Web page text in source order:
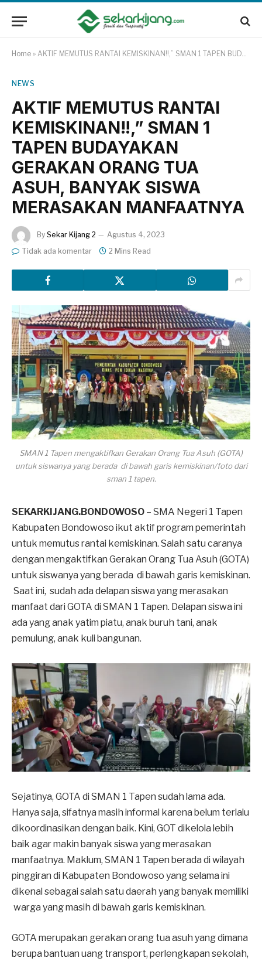
Home » AKTIF MEMUTUS RANTAI KEMISKINAN!!,” SMAN 1 TAPEN BUDAYAKAN GERAKAN ORANG TUA ASUH, BANYAK SISWA MERASAKAN MANFAATNYA
NEWS
AKTIF MEMUTUS RANTAI
KEMISKINAN!!,” SMAN 1
TAPEN BUDAYAKAN
GERAKAN ORANG TUA
ASUH, BANYAK SISWA
MERASAKAN MANFAATNYA
By Sekar Kijang 2
Agustus 4, 2023
Tidak ada komentar
2 Mins Read
SMAN 1 Tapen mengaktifkan Gerakan Orang Tua Asuh (GOTA)
untuk siswanya yang berada di bawah garis kemiskinan/foto dari
sman 1 tapen.
SEKARKIJANG.BONDOWOSO – SMA Negeri 1 Tapen
Kabupaten Bondowoso ikut aktif program pemerintah
untuk memutus rantai kemiskinan. Salah satu caranya
dengan mengaktifkan Gerakan Orang Tua Asuh (GOTA)
untuk siswanya yang berada di bawah garis kemiskinan.
Saat ini, sudah ada delapan siswa yang merasakan
manfaat dari GOTA di SMAN 1 Tapen. Delapan siswa ini
ada yang anak yatim piatu, anak buruh tani, anak
pemulung, anak kuli bangunan.
Sejatinya, GOTA di SMAN 1 Tapen sudah lama ada.
Hanya saja, sifatnya masih informal karena belum terlalu
dikoordinasikan dengan baik. Kini, GOT dikelola lebih
baik agar makin banyak siswa yang merasakan
manfaatnya. Maklum, SMAN 1 Tapen berada di wilayah
pinggiran di Kabupaten Bondowoso yang selama ini
dikenal sebagai salah satu daerah yang banyak memiliki
warga yang masih di bawah garis kemiskinan.
GOTA merupakan gerakan orang tua asuh yang dimana
berupa bantuan uang transport, perlengkapan sekolah,